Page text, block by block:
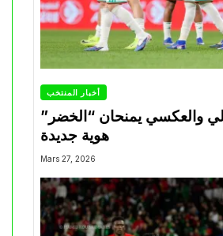
أخبار المنتخب
والعكسي يمنحان “الخضر”
هوية جديدة
Mars 27, 2026